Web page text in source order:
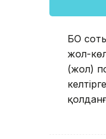
БҚО
жол-
(жол)